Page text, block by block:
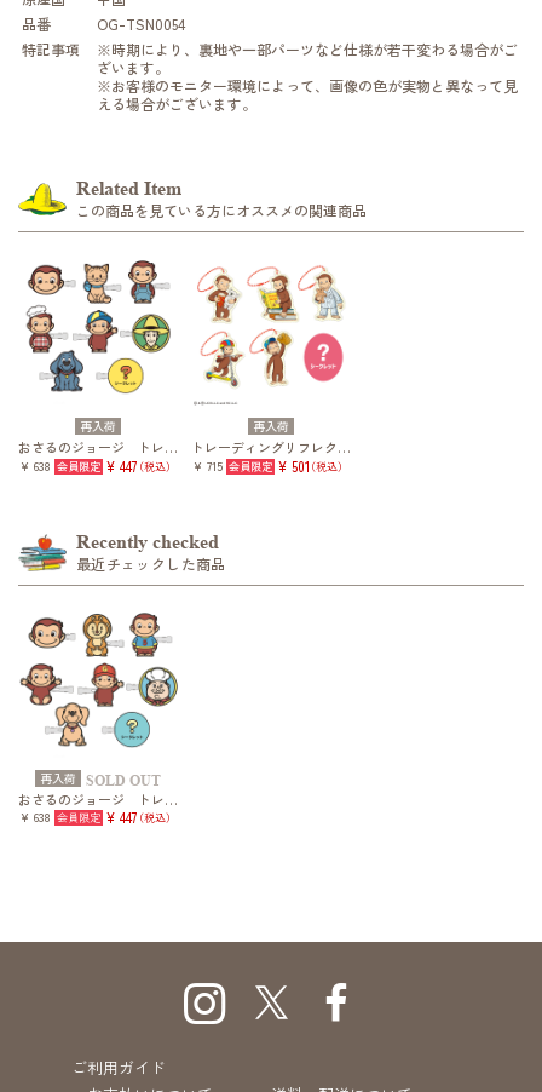
品番
OG-TSN0054
特記事項
※時期により、裏地や一部パーツなど仕様が若干変わる場合がご
ざいます。
※お客様のモニター環境によって、画像の色が実物と異なって見
える場合がございます。
Related Item
この商品を見ている方にオススメの関連商品
再入荷
おさるのジョージ トレーディング前髪クリップ vol.1
¥ 638 ¥ 447（税込）
再入荷
トレーディングリフレクター(おさるのジョージ vol.2)
¥ 715 ¥ 501（税込）
Recently checked
最近チェックした商品
再入荷 SOLD OUT
おさるのジョージ トレーディング前髪クリップ vol.2
¥ 638 ¥ 447（税込）
ご利用ガイド